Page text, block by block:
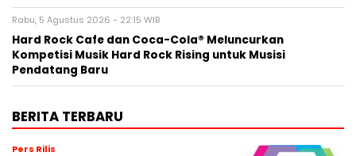
Rabu, 5 Agustus 2026 - 22:15 WIB
Hard Rock Cafe dan Coca-Cola® Meluncurkan
Kompetisi Musik Hard Rock Rising untuk Musisi
Pendatang Baru
BERITA TERBARU
Pers Rilis